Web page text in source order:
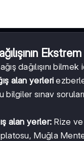
dağılışını bilmek
alan yerleri
bilgiler sınav
alan yerler: Rize
Muğla